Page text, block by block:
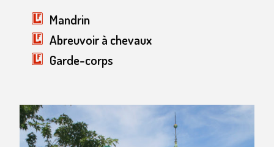
Mandrin
Abreuvoir à chevaux
Garde-corps